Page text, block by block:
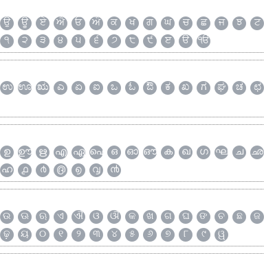
ਉ ਊ ਏ ਐ ਓ ਔ ਕ ਖ ਗ ਘ ਚ ਛ ਜ ਝ ਟ
੧ ੨ ੩ ੪ ੫ ੬ ੭ ੮ ੯ ੲ ੳ ੴ
ಉ ಊ ಋ ಎ ಏ ಐ ಒ ಓ ಔ ಕ ಖ ಗ ಘ ಚ ಛ
ഉ ഊ ഋ എ ഏ ഐ ഒ ഓ ഔ ക ഖ ഗ ഘ ച ഛ
ഹ ൧ ൪ ൫ ൭ ൮ ൯
ଉ ଊ ଋ ଏ ଐ ଓ ଔ କ ଖ ଗ ଘ ଙ ଚ ଛ ଜ
ଢ଼ ୟ ୦ ୧ ୨ ୩ ୪ ୫ ୬ ୭ ୮ ୯ ୱ